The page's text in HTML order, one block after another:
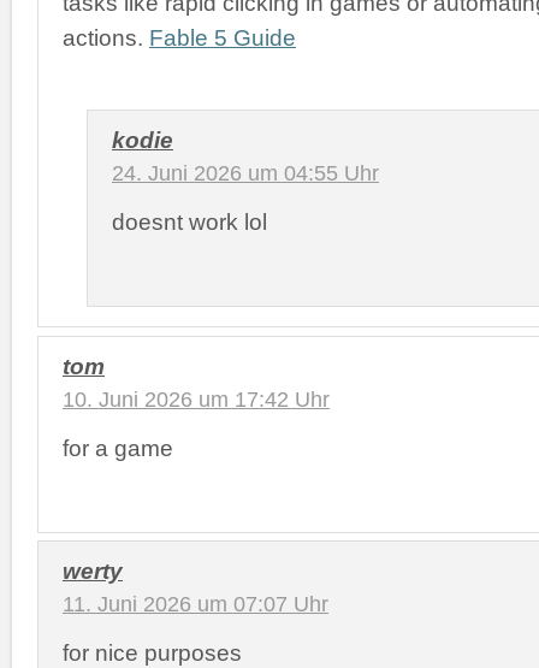
actions. Fable 5 Guide
kodie
24. Juni 2026 um 04:55 Uhr
doesnt work lol
tom
10. Juni 2026 um 17:42 Uhr
for a game
werty
11. Juni 2026 um 07:07 Uhr
for nice purposes